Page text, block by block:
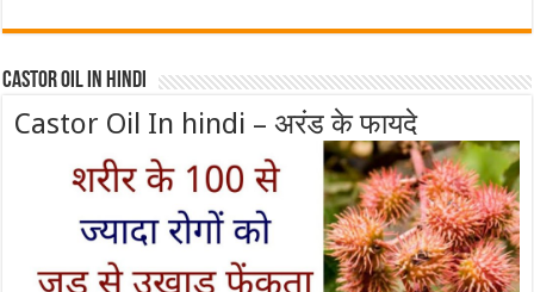
Castor Oil In Hindi
Castor Oil In hindi – अरंड के फायदे